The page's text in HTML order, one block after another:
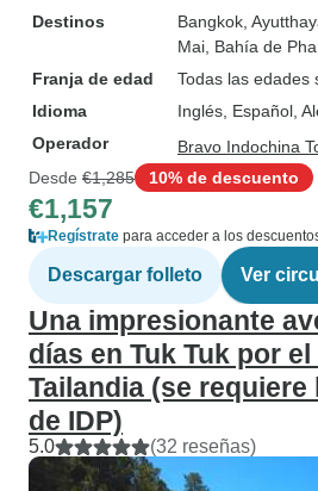
Destinos
Bangkok ,
Mai , Bahía de
Franja de edad
Todas las edades
Idioma
Inglés, Español,
Operador
Bravo Indochina
Desde €1,285 10% de descuento
€1,157
Regístrate para acceder a los
Descargar folleto Ver
Una impresionante
días en Tuk Tuk por
Tailandia (se requiere
de IDP)
5.0 (32 reseñas)